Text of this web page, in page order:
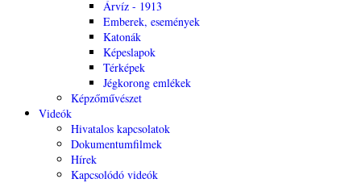
Árvíz - 1913
Emberek, események
Katonák
Képeslapok
Térképek
Jégkorong emlékek
Képzőművészet
Videók
Hivatalos kapcsolatok
Dokumentumfilmek
Hírek
Kapcsolódó videók